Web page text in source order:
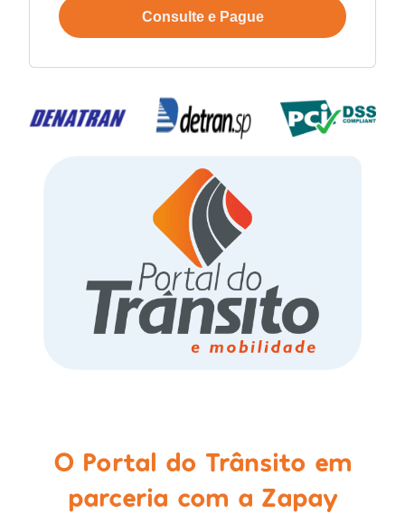
Consulte e Pague
O Portal do Trânsito em
parceria com a Zapay